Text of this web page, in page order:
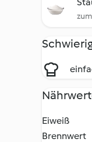
Eiweiß
Brennwert